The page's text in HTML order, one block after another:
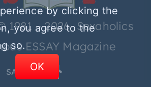
1981 – 2026 Sexaholics
ESSAY Magazine
SA.ORG
by clicking the
you agree to the
so.
OK